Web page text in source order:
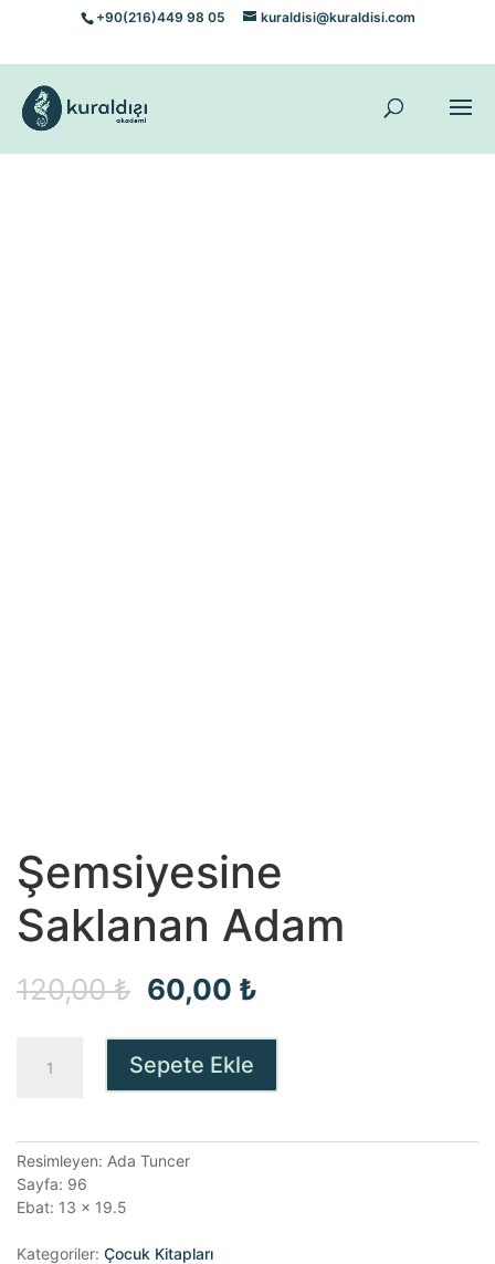
+90(216)449 98 05 kuraldisi@kuraldisi.com
Şemsiyesine
Saklanan Adam
120,00₺ Orijinal
fiyat:
120,00 ₺.
60,00 ₺
andaki
Saklanan
Sepete Ekle
Resimleyen: Ada Tuncer
Sayfa: 96
Ebat: 13 x 19.5
Kategoriler: Çocuk Kitapları